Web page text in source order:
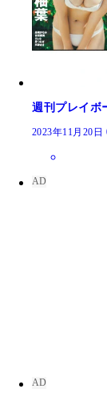
週刊プレイボ
2023年11月20日